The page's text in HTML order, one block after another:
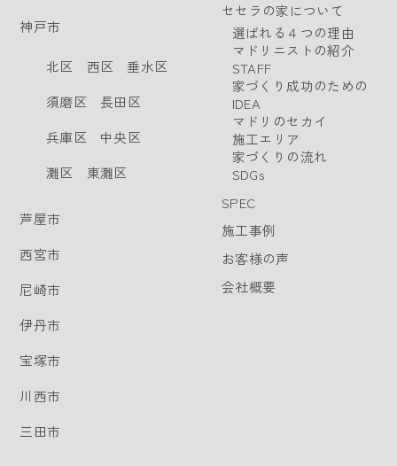
神戸市
北区 西区
垂水区
須磨区
長田区
兵庫区
中央区
灘区
東灘区
芦屋市
西宮市
尼崎市
伊丹市
宝塚市
川西市
三田市
セセラの家について
選ばれる４つの理由
マドリニストの紹介
STAFF
家づくり成功のための
IDEA
マドリのセカイ
施工エリア
家づくりの流れ
SDGs
SPEC
施工事例
お客様の声
会社概要